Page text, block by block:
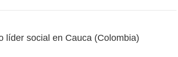
líder social en Cauca (Colombia)